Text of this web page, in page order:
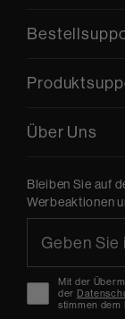
Über Uns
Bleiben Sie auf
Werbeaktionen
Mit der
der
stimmen dem